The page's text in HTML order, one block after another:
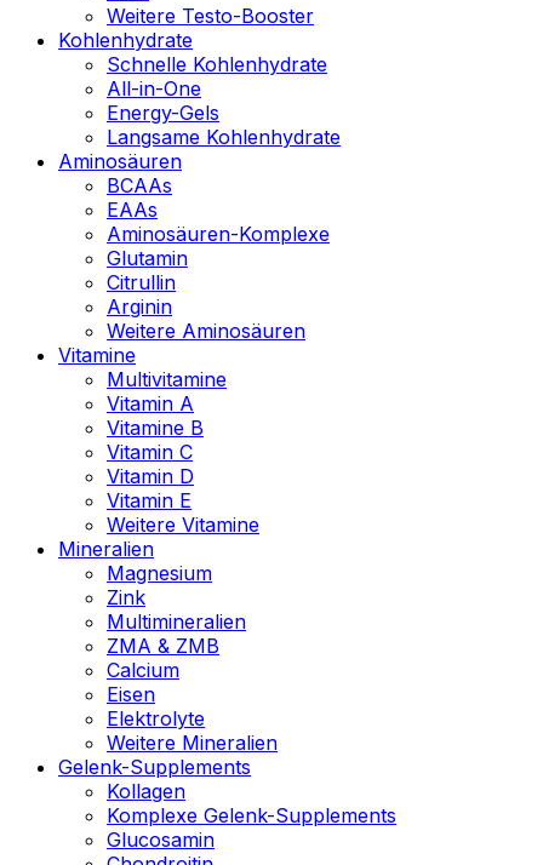
Weitere Testo-Booster
Kohlenhydrate
Schnelle Kohlenhydrate
All-in-One
Energy-Gels
Langsame Kohlenhydrate
Aminosäuren
BCAAs
EAAs
Aminosäuren-Komplexe
Glutamin
Citrullin
Arginin
Weitere Aminosäuren
Vitamine
Multivitamine
Vitamin A
Vitamine B
Vitamin C
Vitamin D
Vitamin E
Weitere Vitamine
Mineralien
Magnesium
Zink
Multimineralien
ZMA & ZMB
Calcium
Eisen
Elektrolyte
Weitere Mineralien
Gelenk-Supplements
Kollagen
Komplexe Gelenk-Supplements
Glucosamin